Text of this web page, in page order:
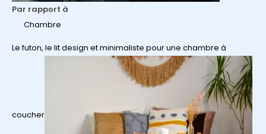
Par rapport à
Chambre
Le futon, le lit design et minimaliste pour une chambre à
coucher